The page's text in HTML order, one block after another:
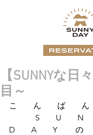
【SUNNYな日
目～
こ　　ん　　ば　　ん
S　　U　　N
D　　A　　Y　　